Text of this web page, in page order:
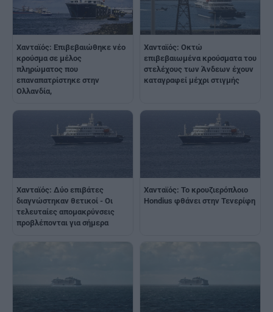
Χανταϊός: Επιβεβαιώθηκε νέο
κρούσμα σε μέλος
πληρώματος που
επαναπατρίστηκε στην
Ολλανδία,
Χανταϊός: Οκτώ
επιβεβαιωμένα κρούσματα του
στελέχους των Άνδεων έχουν
καταγραφεί μέχρι στιγμής
Χανταϊός: Δύο επιβάτες
διαγνώστηκαν θετικοί - Οι
τελευταίες απομακρύνσεις
προβλέπονται για σήμερα
Χανταϊός: Το κρουζιερόπλοιο
Hondius φθάνει στην Τενερίφη